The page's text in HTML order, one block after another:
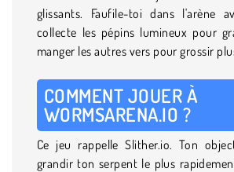
glissants. Faufile-toi dans l'arène
collecte les pépins lumineux pour
manger les autres vers pour grossir
COMMENT JOUER À
WORMSARENA.IO ?
Ce jeu rappelle Slither.io. Ton
grandir ton serpent le plus